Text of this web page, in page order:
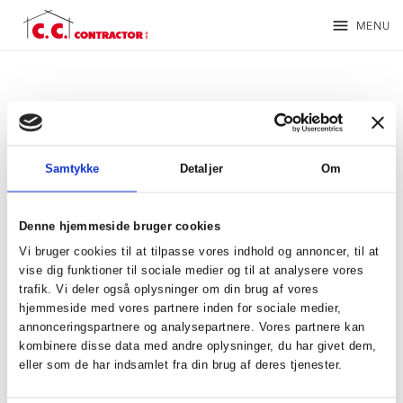
Samtykke Detaljer Om
Denne hjemmeside bruger cookies
Vi bruger cookies til at tilpasse vores indhold og annoncer, til at
vise dig funktioner til sociale medier og til at analysere vores
trafik. Vi deler også oplysninger om din brug af vores
hjemmeside med vores partnere inden for sociale medier,
annonceringspartnere og analysepartnere. Vores partnere kan
kombinere disse data med andre oplysninger, du har givet dem,
eller som de har indsamlet fra din brug af deres tjenester.
menu MENU
Andreas Munk Troldborg